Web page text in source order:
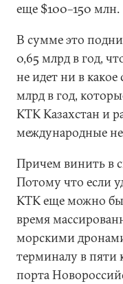
еще $100–150 млн.
В сумме это
0,65 млрд в год,
не идет ни в
млрд в год,
КТК Казахстан и
международные
Причем винить в
Потому что если
КТК еще можно
время
морскими
терминалу в пяти
порта